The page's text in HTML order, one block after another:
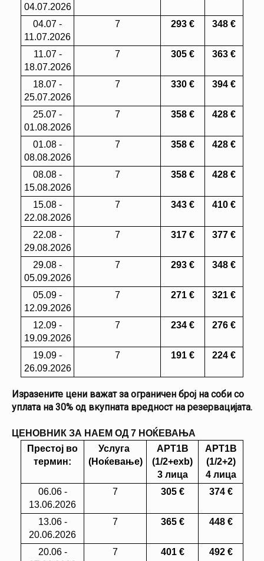
04.07.2026
04.07 -
11.07.2026
7 293 € 348 €
11.07 -
18.07.2026
7 305 € 363 €
18.07 -
25.07.2026
7 330 € 394 €
25.07 -
01.08.2026
7 358 € 428 €
01.08 -
08.08.2026
7 358 € 428 €
08.08 -
15.08.2026
7 358 € 428 €
15.08 -
22.08.2026
7 343 € 410 €
22.08 -
29.08.2026
7 317 € 377 €
29.08 -
05.09.2026
7 293 € 348 €
05.09 -
12.09.2026
7 271 € 321 €
12.09 -
19.09.2026
7 234 € 276 €
19.09 -
26.09.2026
7 191 € 224 €
Изразените цени важат за ограничен број на соби со
уплата на 30% од вкупната вредност на резервацијата.
ЦЕНОВНИК ЗА НАЕМ ОД 7 НОЌЕВАЊА
Престој во
термин:
Услуга
(Ноќевање)
APT1B
(1/2+exb)
3 лица
APT1B
(1/2+2)
4 лица
06.06 -
13.06.2026
7 305 € 374 €
13.06 -
20.06.2026
7 365 € 448 €
20.06 -
7 401 € 492 €